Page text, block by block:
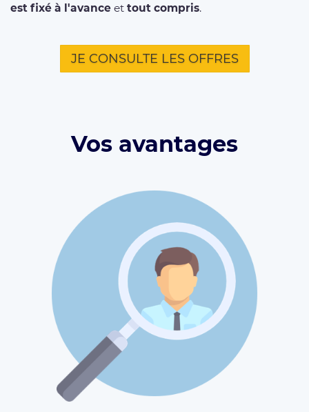
est fixé à l'avance et tout compris.
JE CONSULTE LES OFFRES
Vos avantages